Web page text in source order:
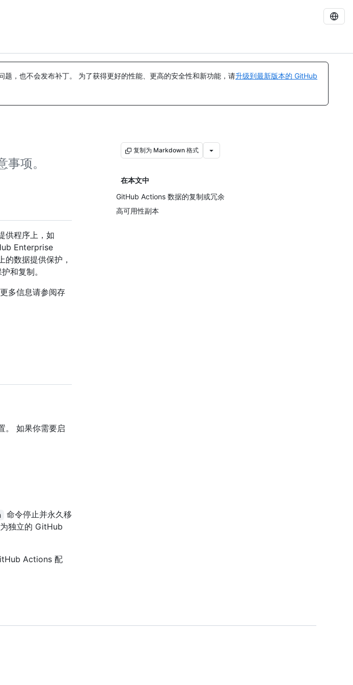
题，也不会发布补丁。 为了获得更好的性能、更高的安全性和新功能，请升级到最新版本的 GitHub
项。
复制为 Markdown 格式
在本文中
GitHub Actions 数据的复制或冗余
高可用性副本
供程序上，如
Enterprise
数据提供保护，
和复制。
多信息请参阅存
。 如果你需要启
命令停止并永久移
独立的 GitHub
Actions 配